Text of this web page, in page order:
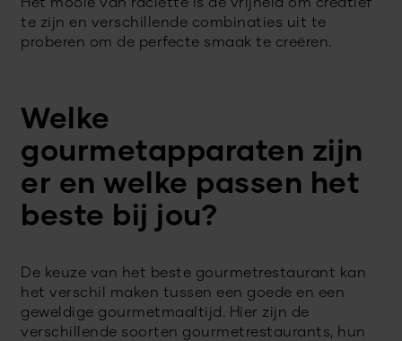
Het mooie van raclette is de vrijheid om creatief
te zijn en verschillende combinaties uit te
proberen om de perfecte smaak te creëren.
Welke
gourmetapparaten zijn
er en welke passen het
beste bij jou?
De keuze van het beste gourmetrestaurant kan
het verschil maken tussen een goede en een
geweldige gourmetmaaltijd. Hier zijn de
verschillende soorten gourmetrestaurants, hun